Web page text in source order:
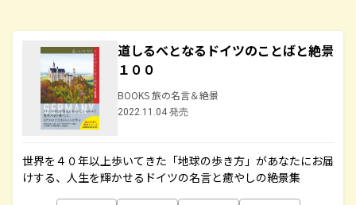
道しるべとなるドイツのことばと絶景
１００
BOOKS 旅の名言＆絶景
2022.11.04 発売
世界を４０年以上歩いてきた「地球の歩き方」があなたにお届
けする、人生を輝かせるドイツの名言と癒やしの絶景集